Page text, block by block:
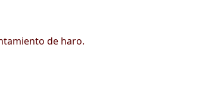
de haro.